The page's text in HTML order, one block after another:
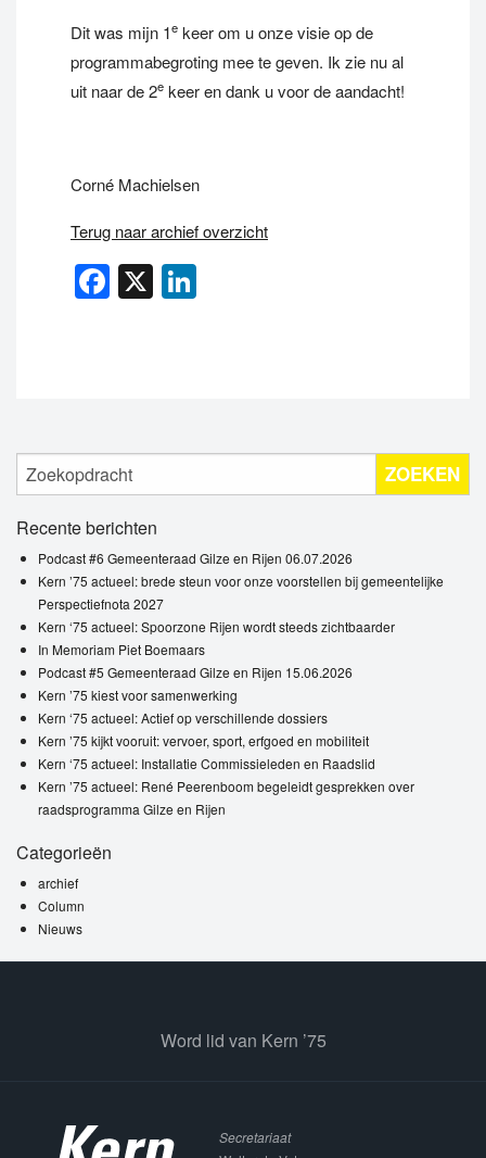
Dit was mijn 1e keer om u onze visie op de
programmabegroting mee te geven. Ik zie nu al
uit naar de 2e keer en dank u voor de aandacht!
Corné Machielsen
Terug naar archief overzicht
Facebook
X
ZOEKEN
Recente berichten
Podcast #6 Gemeenteraad Gilze en Rijen 06.07.2026
Kern ’75 actueel: brede steun voor onze voorstellen bij gemeentelijke
Perspectiefnota 2027
Kern ‘75 actueel: Spoorzone Rijen wordt steeds zichtbaarder
In Memoriam Piet Boemaars
Podcast #5 Gemeenteraad Gilze en Rijen 15.06.2026
Kern ’75 kiest voor samenwerking
Kern ‘75 actueel: Actief op verschillende dossiers
Kern ’75 kijkt vooruit: vervoer, sport, erfgoed en mobiliteit
Kern ‘75 actueel: Installatie Commissieleden en Raadslid
Kern ’75 actueel: René Peerenboom begeleidt gesprekken over
raadsprogramma Gilze en Rijen
Categorieën
archief
Column
Nieuws
Word lid van Kern ’75
Secretariaat